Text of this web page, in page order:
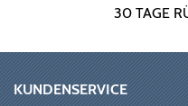
30 TAGE
KUNDENSERVICE